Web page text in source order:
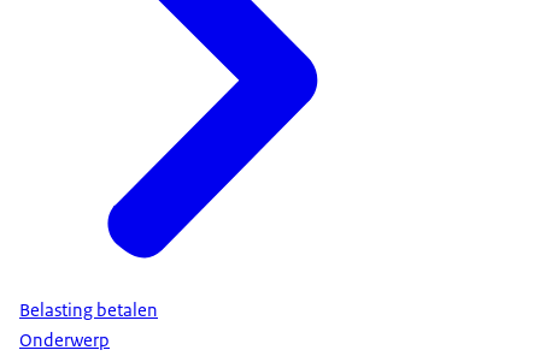
Belasting betalen
Onderwerp